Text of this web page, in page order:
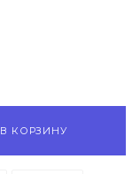
В КОРЗИНУ